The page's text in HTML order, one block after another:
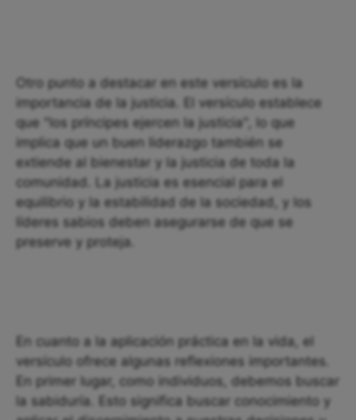
Otro punto a destacar en este versículo es la
importancia de la justicia. El versículo establece
que "los príncipes ejercen la justicia", lo que
implica que un buen liderazgo también se
extiende al bienestar y la justicia de toda la
comunidad. La justicia es esencial para el
equilibrio y la estabilidad de la sociedad, y los
líderes sabios deben asegurarse de que se
preserve y proteja.
En cuanto a la aplicación práctica en la vida, el
versículo ofrece algunas reflexiones importantes.
En primer lugar, como individuos, debemos buscar
la sabiduría. Esto significa buscar conocimiento y